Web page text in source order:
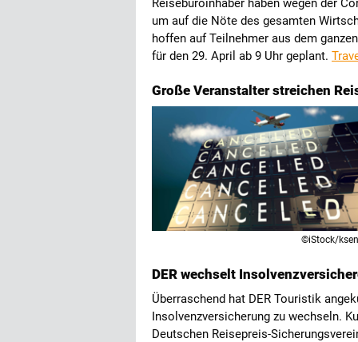
Reisebüroinhaber haben wegen der
um auf die Nöte des gesamten
hoffen auf Teilnehmer aus dem
für den 29. April ab 9 Uhr geplant.
Große Veranstalter streichen
©iStock/
DER wechselt
Überraschend hat DER Touristik
Insolvenzversicherung zu wechseln.
Deutschen Reisepreis-